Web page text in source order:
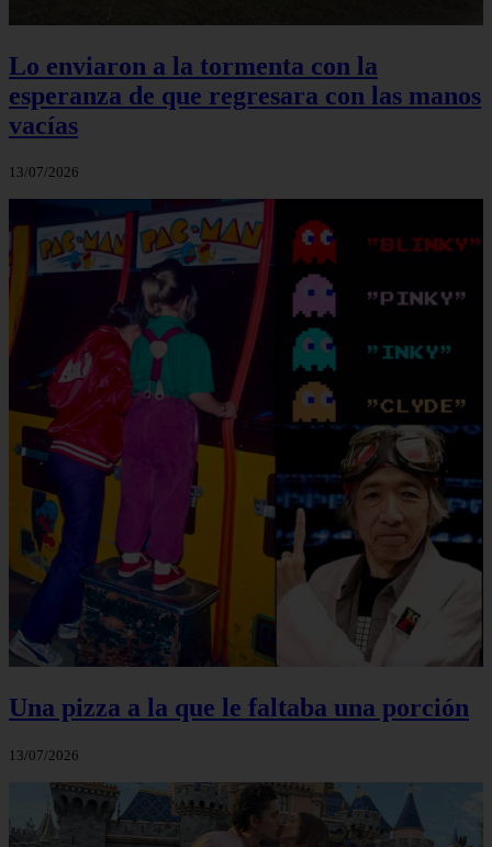
Lo enviaron a la tormenta con la
esperanza de que regresara con las manos
vacías
13/07/2026
Una pizza a la que le faltaba una porción
13/07/2026